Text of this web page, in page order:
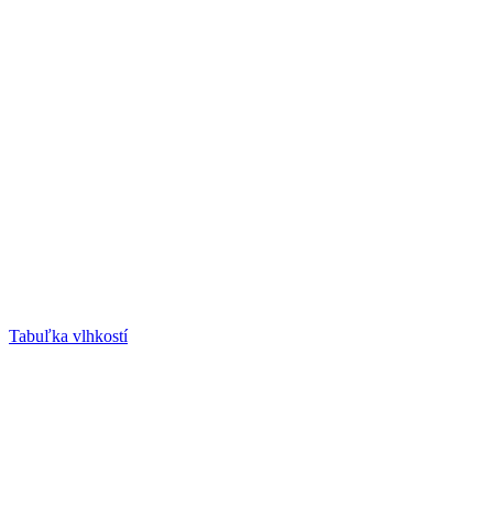
Tabuľka vlhkostí